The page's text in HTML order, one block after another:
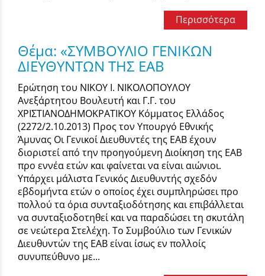
Περισσότερα
Θέμα: «ΣΥΜΒΟΥΛΙΟ ΓΕΝΙΚΩΝ
ΔΙΕΥΘΥΝΤΩΝ ΤΗΣ ΕΑΒ
Ερώτηση του ΝΙΚΟΥ Ι. ΝΙΚΟΛΟΠΟΥΛΟΥ
Ανεξάρτητου Βουλευτή και Γ.Γ. του
ΧΡΙΣΤΙΑΝΟΔΗΜΟΚΡΑΤΙΚΟΥ Κόμματος Ελλάδος
(2272/2.10.2013) Προς τον Υπουργό Εθνικής
Άμυνας Οι Γενικοί Διευθυντές της ΕΑΒ έχουν
διοριστεί από την προηγούμενη Διοίκηση της ΕΑΒ
προ εννέα ετών και φαίνεται να είναι αιώνιοι.
Υπάρχει μάλιστα Γενικός Διευθυντής σχεδόν
εβδομήντα ετών ο οποίος έχει συμπληρώσει προ
πολλού τα όρια συνταξιοδότησης και επιβάλλεται
να συνταξιοδοτηθεί και να παραδώσει τη σκυτάλη
σε νεώτερα Στελέχη. Το Συμβούλιο των Γενικών
Διευθυντών της ΕΑΒ είναι ίσως εν πολλοίς
συνυπεύθυνο με...